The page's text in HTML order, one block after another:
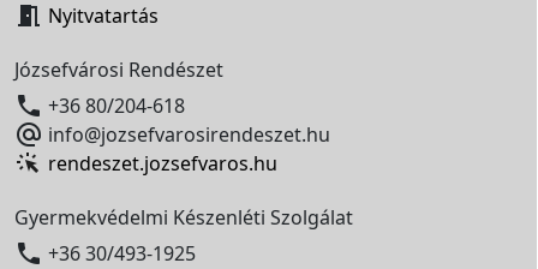
 Nyitvatartás
Józsefvárosi Rendészet
 +36 80/204-618
 info@jozsefvarosirendeszet.hu
rendeszet.jozsefvaros.hu
Gyermekvédelmi Készenléti Szolgálat
 +36 30/493-1925